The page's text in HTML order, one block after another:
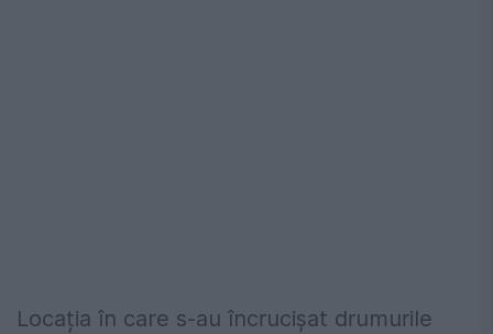
Locația în care s-au încrucișat drumurile